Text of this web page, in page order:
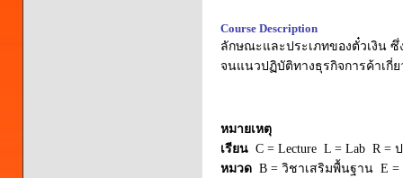
Course Description
ลักษณะและประเภทของตั๋วเงิน
จนแนวปฏิบัติทางธุรกิจการค้าเกี่
หมายเหตุ
เรียน C = Lecture L = Lab R =
หมวด B = วิชาเสริมพื้นฐาน E